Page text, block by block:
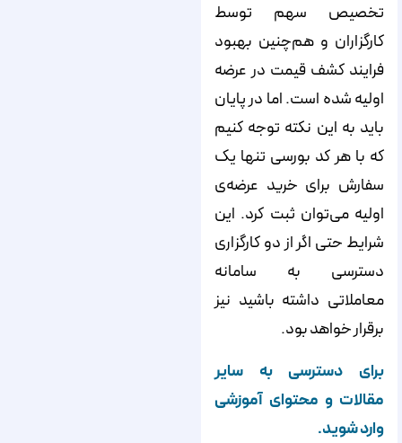
تخصیص سهم توسط
کارگزاران و هم‌‌‌‌‌‌‌‌‌‌‌‌‌‌‌‌‌‌‌‌‌‌‌‌‌‌‌‌‌‌‌‌‌‌‌‌‌‌‌‌‌‌‌‌‌‌‌‌‌‌‌‌‌‌‌‌‌چنین بهبود
فرایند کشف قیمت در عرضه
اولیه شده است. اما در پایان
باید به این نکته توجه کنیم
که با هر کد بورسی تنها یک
سفارش برای خرید عرضه‌‌‌‌‌‌‌‌‌‌‌‌‌‌‌‌‌‌‌‌‌‌‌‌‌‌‌‌‌‌‌‌‌‌‌‌‌‌‌‌‌‌‌‌‌‌‌‌‌‌‌‌‌‌‌‌‌ی
اولیه می‌‌‌‌‌‌‌‌‌‌‌‌‌‌‌‌‌‌‌‌‌‌‌‌‌‌‌‌‌‌‌‌‌‌‌‌‌‌‌‌‌‌‌‌‌‌‌‌‌‌‌‌‌‌‌‌‌توان ثبت کرد. این
شرایط حتی اگر از دو کارگزاری
دسترسی به سامانه
معاملاتی داشته باشید نیز
برقرار خواهد بود.
برای دسترسی به سایر
مقالات و محتوای آموزشی
وارد شوید.